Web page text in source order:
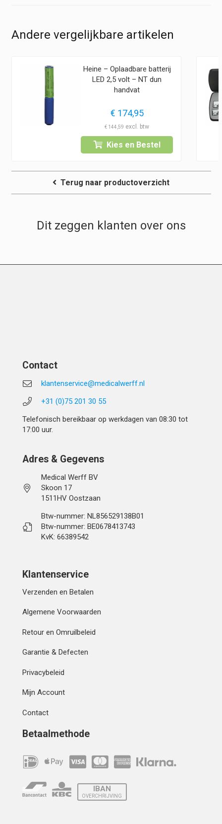
Andere vergelijkbare artikelen
Heine – Oplaadbare batterij
LED 2,5 volt – NT dun
handvat
€ 174,95
€ 144,59
Kies en Bestel
Terug naar productoverzicht
Dit zeggen klanten over ons
Contact
klantenservice@medicalwerff.nl
+31 (0)75 201 30 55
Telefonisch bereikbaar op werkdagen van 08:30 tot
17:00 uur.
Adres & Gegevens
Medical Werff BV
Skoon 17
1511HV Oostzaan
Btw-nummer: NL856529138B01
Btw-nummer: BE0678413743
KvK: 66389542
Klantenservice
Verzenden en Betalen
Algemene Voorwaarden
Retour en Omruilbeleid
Garantie & Defecten
Privacybeleid
Mijn Account
Contact
Betaalmethode
IBAN
OVERCHRIJVING